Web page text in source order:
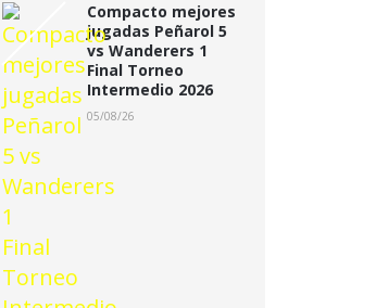
Compacto mejores
jugadas Peñarol 5
vs Wanderers 1
Final Torneo
Intermedio 2026
05/08/26